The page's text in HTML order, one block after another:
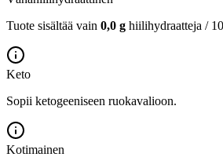
Tuote sisältää vain 0,0 g hiilihydraatteja /
Keto
Sopii ketogeeniseen ruokavalioon.
Kotimainen